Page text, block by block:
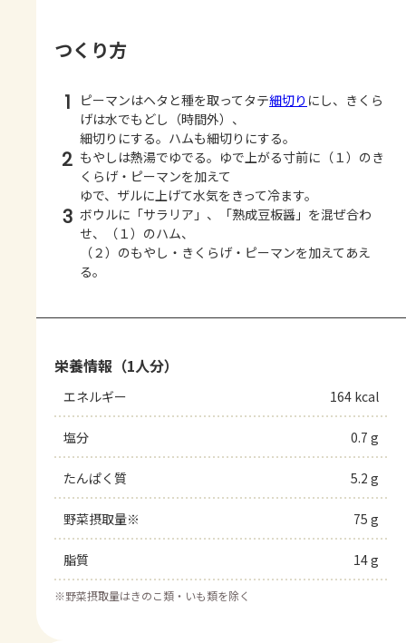
つくり方
1 ピーマンはヘタと種を取ってタテ細切り にし、きくら
げは水でもどし（時間外）、
細切りにする。ハムも細切りにする。
2 もやしは熱湯でゆでる。ゆで上がる寸前に（１）のき
くらげ・ピーマンを加えて
ゆで、ザルに上げて水気をきって冷ます。
3 ボウルに「サラリア」、「熟成豆板醤」を混ぜ合わ
せ、（１）のハム、
（２）のもやし・きくらげ・ピーマンを加えてあえ
る。
栄養情報（1人分）
エネルギー 164 kcal
塩分 0.7 g
たんぱく質 5.2 g
野菜摂取量※ 75 g
脂質 14 g
※野菜摂取量はきのこ類・いも類を除く